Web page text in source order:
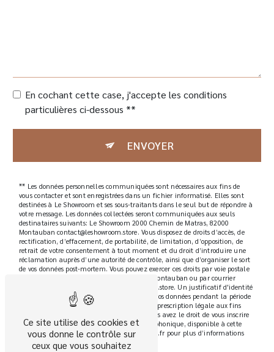
En cochant cette case, j'accepte les conditions
particulières ci-dessous **
ENVOYER
** Les données personnelles communiquées sont nécessaires aux fins de
vous contacter et sont enregistrées dans un fichier informatisé. Elles sont
destinées à Le Showroom et ses sous-traitants dans le seul but de répondre à
votre message. Les données collectées seront communiquées aux seuls
destinataires suivants: Le Showroom 2000 Chemin de Matras, 82000
Montauban contact@leshowroom.store. Vous disposez de droits d’accès, de
rectification, d’effacement, de portabilité, de limitation, d’opposition, de
retrait de votre consentement à tout moment et du droit d’introduire une
réclamation auprès d’une autorité de contrôle, ainsi que d’organiser le sort
de vos données post-mortem. Vous pouvez exercer ces droits par voie postale
à l'adresse 2000 Chemin de Matras, 82000 Montauban ou par courrier
électronique à l'adresse contact@leshowroom.store. Un justificatif d'identité
pourra vous être demandé. Nous conservons vos données pendant la période
de prise de contact puis pendant la durée de prescription légale aux fins
probatoires et de gestion des contentieux. Vous avez le droit de vous inscrire
sur la liste d'opposition au démarchage téléphonique, disponible à cette
adresse:Bloctel.gouv.fr. Consultez le site cnil.fr pour plus d’informations
sur vos droits.
Ce site utilise des cookies et
vous donne le contrôle sur
ceux que vous souhaitez